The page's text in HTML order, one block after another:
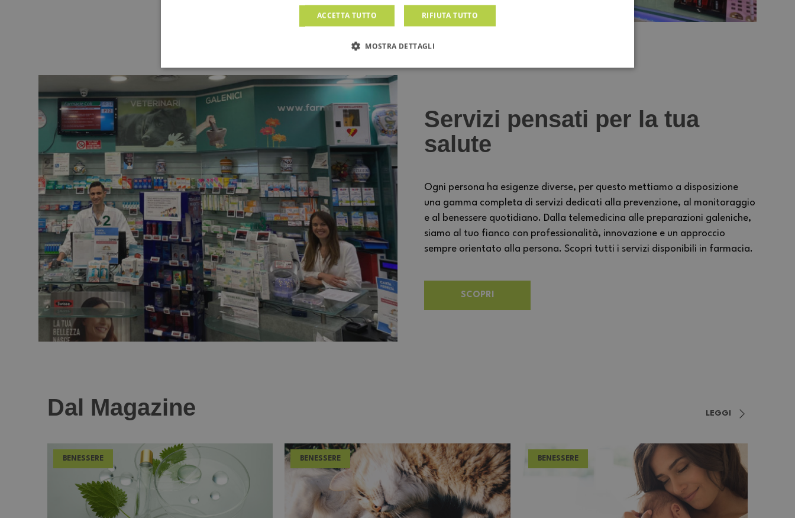
Servizi pensati per la tua
salute
Ogni persona ha esigenze diverse, per questo mettiamo a disposizione
una gamma completa di servizi dedicati alla prevenzione, al monitoraggio
e al benessere quotidiano. Dalla telemedicina alle preparazioni galeniche,
siamo al tuo fianco con professionalità, innovazione e un approccio
sempre orientato alla persona. Scopri tutti i servizi disponibili in farmacia.
SCOPRI
Dal Magazine LEGGI
BENESSERE BENESSERE BENESSERE
ACCETTA TUTTO RIFIUTA TUTTO
MOSTRA DETTAGLI